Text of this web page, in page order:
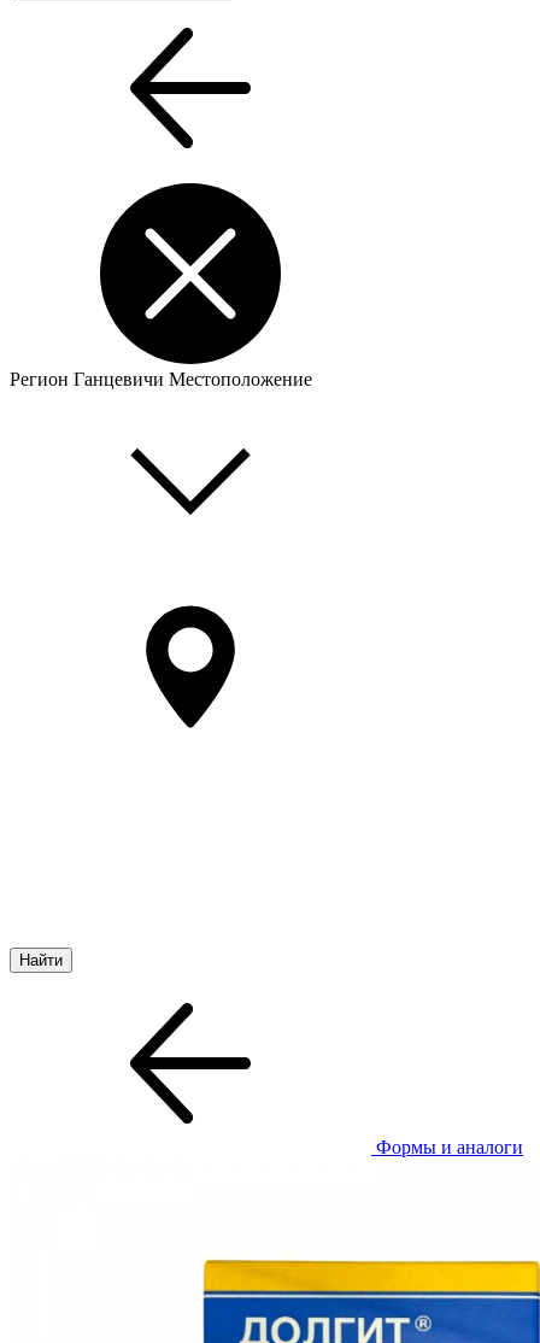
Регион Ганцевичи Местоположение
Формы и аналоги